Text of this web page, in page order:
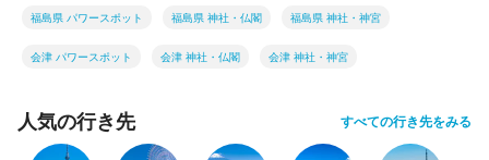
福島県 パワースポット 福島県 神社・仏閣 福島県 神社・神宮
会津 パワースポット 会津 神社・仏閣 会津 神社・神宮
人気の行き先 すべての行き先をみる